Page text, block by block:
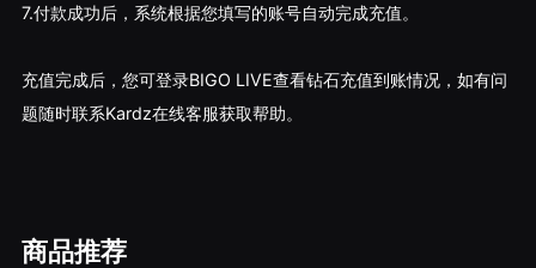
7.付款成功后，系统根据您填写的账号自动完成充值。
充值完成后，您可登录BIGO LIVE查看钻石充值到账情况，如有问
题随时联系Kardz在线客服获取帮助。
商品推荐